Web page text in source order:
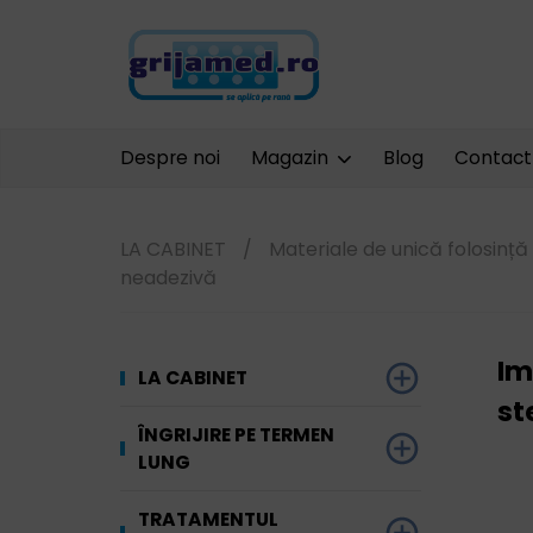
Despre noi Magazin Blog Contact
LA CABINET / Materiale de unică folosință
neadezivă
LA CABINET
Dezinfectare
echipamente
ÎNGRIJIRE PE TERMEN
LUNG
Materiale absorbante
TRATAMENTUL